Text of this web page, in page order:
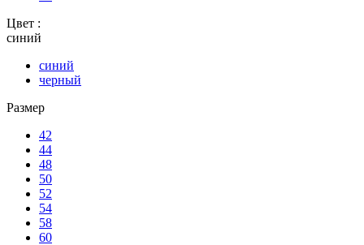
Цвет :
синий
синий
черный
Размер
42
44
48
50
52
54
58
60